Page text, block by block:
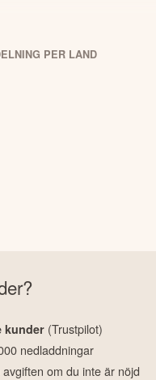
PER LAND
kunder (Trustpilot)
nedladdningar
om du inte är nöjd